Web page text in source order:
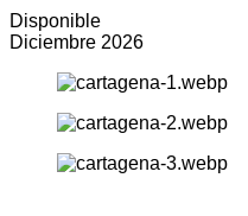
Disponible
Diciembre 2026